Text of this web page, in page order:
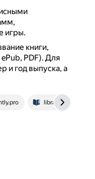
игры.
книги,
PDF). Для
и год выпуска, а
library.lgaki.info:404